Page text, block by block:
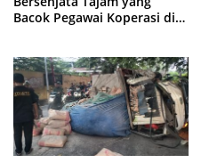
Bacok Pegawai Koperasi di